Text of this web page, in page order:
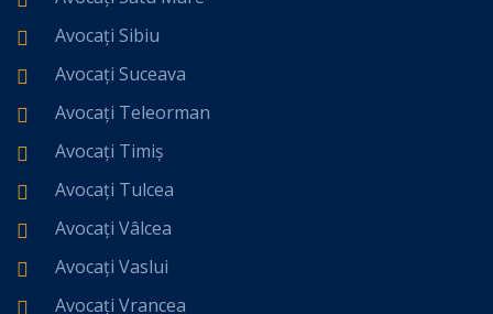
Avocați Sibiu
Avocați Suceava
Avocați Teleorman
Avocați Timiș
Avocați Tulcea
Avocați Vâlcea
Avocați Vaslui
Avocați Vrancea